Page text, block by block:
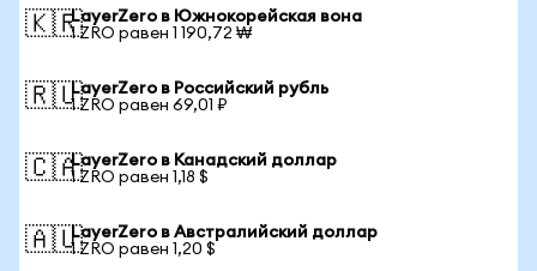
🇰🇷LayerZero в Южнокорейская вона
1 ZRO равен 1 190,72 ₩
🇷🇺LayerZero в Российский рубль
1 ZRO равен 69,01 ₽
🇨🇦LayerZero в Канадский доллар
1 ZRO равен 1,18 $
🇦🇺LayerZero в Австралийский доллар
1 ZRO равен 1,20 $